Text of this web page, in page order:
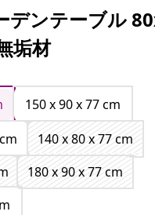
デンテーブル
垢材
150 x 90 x 77 cm
140 x 80 x 77 cm
180 x 90 x 77 cm